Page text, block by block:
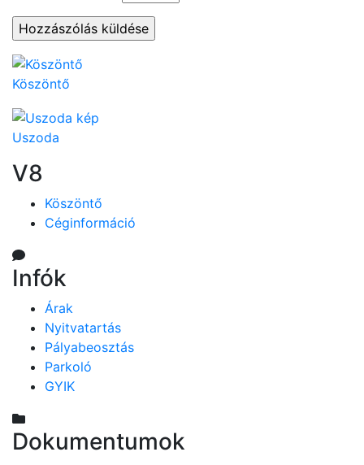
Köszöntő
Uszoda
V8
Köszöntő
Céginformáció
Infók
Árak
Nyitvatartás
Pályabeosztás
Parkoló
GYIK
Dokumentumok